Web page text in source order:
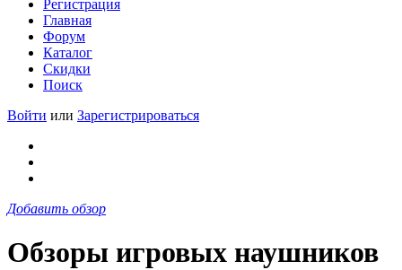
Регистрация
Главная
Форум
Каталог
Скидки
Поиск
Войти или Зарегистрироваться
Добавить обзор
Обзоры игровых наушников